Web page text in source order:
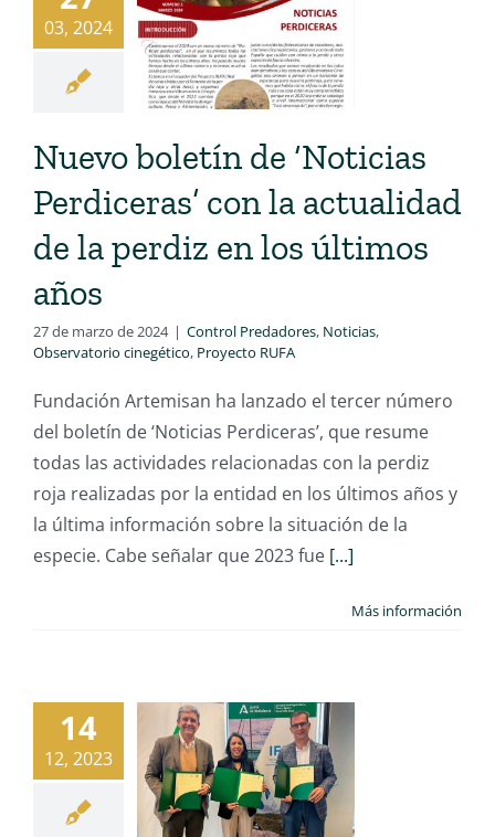
03, 2024
Nuevo boletín de ‘Noticias
Perdiceras’ con la actualidad
de la perdiz en los últimos
años
27 de marzo de 2024 | Control Predadores, Noticias,
Observatorio cinegético, Proyecto RUFA
Fundación Artemisan ha lanzado el tercer número
del boletín de ‘Noticias Perdiceras’, que resume
todas las actividades relacionadas con la perdiz
roja realizadas por la entidad en los últimos años y
la última información sobre la situación de la
especie. Cabe señalar que 2023 fue [...]
Más información
14
12, 2023